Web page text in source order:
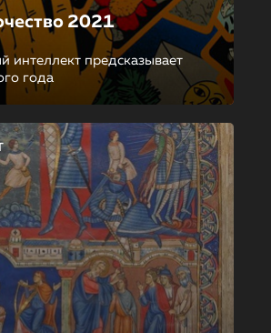
2021
интеллект предсказывает
года